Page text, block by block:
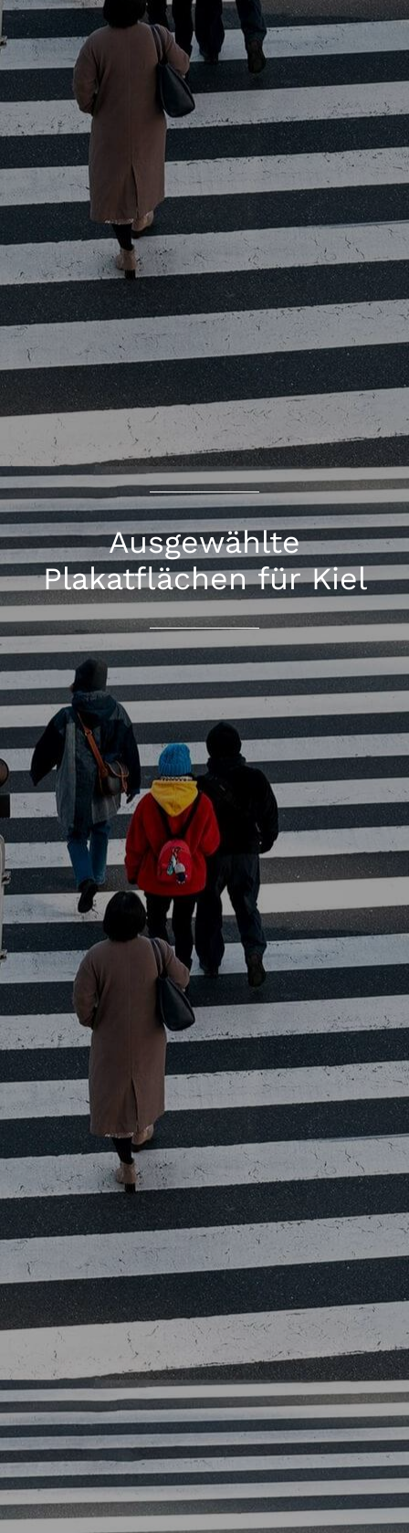
Ausgewählte
Plakatflächen für Kiel